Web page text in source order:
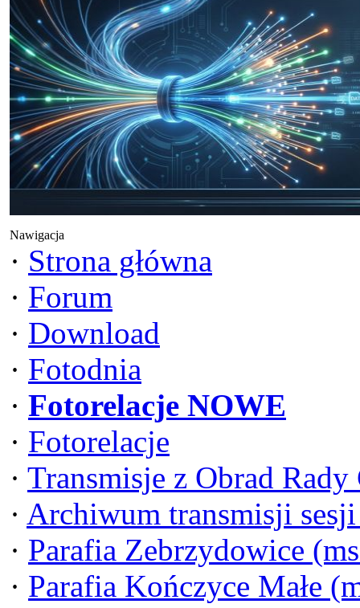
Nawigacja
· Strona główna
· Forum
· Download
· Fotodnia
· Fotorelacje NOWE
· Fotorelacje
· Transmisje z Obrad
· Archiwum transmisji
· Parafia Zebrzydowice
· Parafia Kończyce Małe